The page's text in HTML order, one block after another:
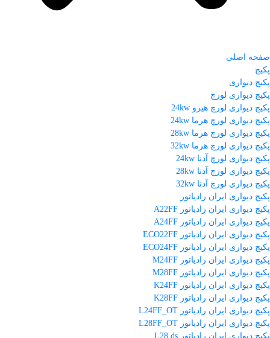
صفحه اصلی
پکیج
پکیج دیواری
پکیج دیواری لورچ
پکیج دیواری لورچ هیرو 24kw
پکیج دیواری لورچ هرما 24kw
پکیج دیواری لورچ هرما 28kw
پکیج دیواری لورچ هرما 32kw
پکیج دیواری لورچ آدنا 24kw
پکیج دیواری لورچ آدنا 28kw
پکیج دیواری لورچ آدنا 32kw
پکیج دیواری ایران رادیاتور
پکیج دیواری ایران رادیاتور A22FF
پکیج دیواری ایران رادیاتور A24FF
پکیج دیواری ایران رادیاتور ECO22FF
پکیج دیواری ایران رادیاتور ECO24FF
پکیج دیواری ایران رادیاتور M24FF
پکیج دیواری ایران رادیاتور M28FF
پکیج دیواری ایران رادیاتور K24FF
پکیج دیواری ایران رادیاتور K28FF
پکیج دیواری ایران رادیاتور L24FF_OT
پکیج دیواری ایران رادیاتور L28FF_OT
پکیج دیواری ایران رادیاتور L28 ds